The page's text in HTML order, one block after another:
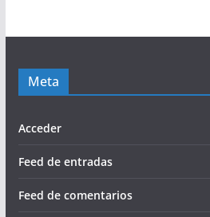
Meta
Acceder
Feed de entradas
Feed de comentarios